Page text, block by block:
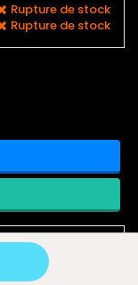
Rupture de stock
Rupture de stock
disponible